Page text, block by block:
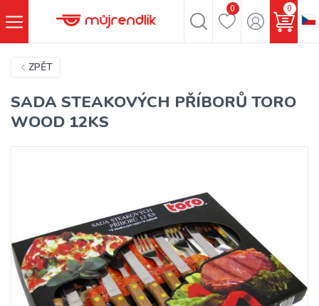
0 0
ZPĚT
SADA STEAKOVÝCH PŘÍBORŮ TORO
WOOD 12KS